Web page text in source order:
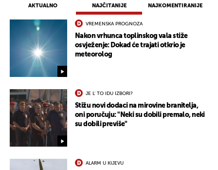
AKTUALNO NAJČITANIJE NAJKOMENTIRANIJE
VREMENSKA PROGNOZA
Nakon vrhunca toplinskog vala stiže
osvježenje: Dokad će trajati otkrio je
meteorolog
JE L' TO IDU IZBORI?
Stižu novi dodaci na mirovine branitelja,
oni poručuju: "Neki su dobili premalo, neki
su dobili previše"
ALARM U KIJEVU